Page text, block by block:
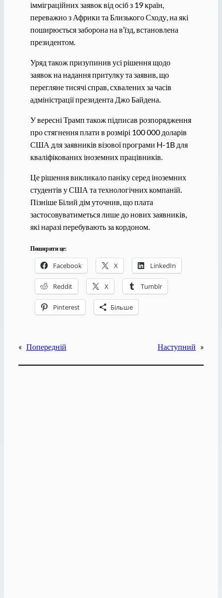
імміграційних заявок від осіб з 19 країн,
переважно з Африки та Близького Сходу, на які
поширюється заборона на в’їзд, встановлена ​​
президентом.
Уряд також призупинив усі рішення щодо
заявок на надання притулку та заявив, що
перегляне тисячі справ, схвалених за часів
адміністрації президента Джо Байдена.
У вересні Трамп також підписав розпорядження
про стягнення плати в розмірі 100 000 доларів
США для заявників візової програми H-1B для
кваліфікованих іноземних працівників.
Це рішення викликало паніку серед іноземних
студентів у США та технологічних компаній.
Пізніше Білий дім уточнив, що плата
застосовуватиметься лише до нових заявників,
які наразі перебувають за кордоном.
Поширити це:
Facebook X LinkedIn
Reddit X Tumblr
Pinterest Більше
« Попередній Наступний »